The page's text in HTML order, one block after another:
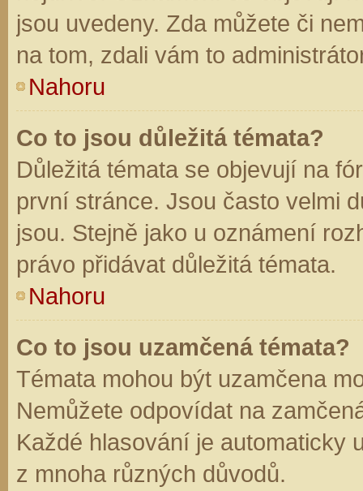
jsou uvedeny. Zda můžete či
na tom, zdali vám to
Nahoru
Co to jsou důležitá témata?
Důležitá témata se objevují na
první stránce. Jsou často velmi
jsou. Stejně jako u oznámení
právo přidávat důležitá témata.
Nahoru
Co to jsou uzamčená témata?
Témata mohou být uzamčena
Nemůžete odpovídat na
Každé hlasování je automaticky
z mnoha různých důvodů.